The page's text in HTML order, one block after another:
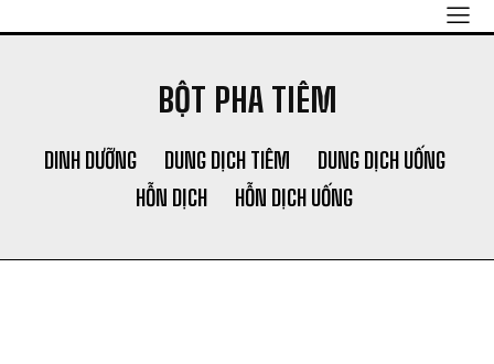
BIGGROUP NEWS
ĐIỀU KHOẢN SỬ DỤNG
NEWSLETTER
BỘT PHA TIÊM
DINH DƯỠNG DUNG DỊCH TIÊM
DUNG DỊCH UỐNG
HỖN DỊCH
HỖN DỊCH UỐNG